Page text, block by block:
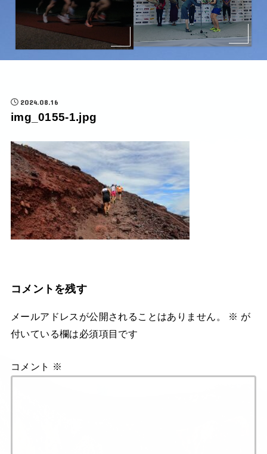
2024.08.16
img_0155-1.jpg
コメントを残す
メールアドレスが公開されることはありません。 ※ が
付いている欄は必須項目です
コメント ※